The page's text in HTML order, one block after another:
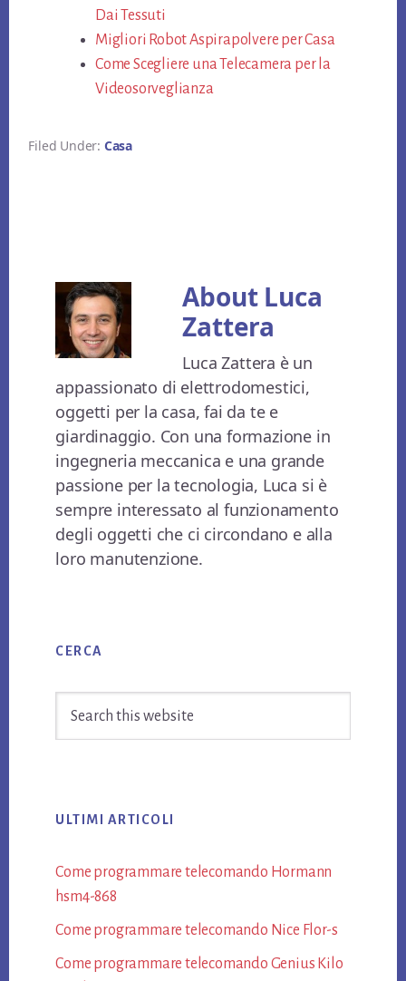
Dai Tessuti
Migliori Robot Aspirapolvere per Casa
Come Scegliere una Telecamera per la
Videosorveglianza
Filed Under: Casa
About Luca
Zattera
Luca Zattera è un
appassionato di elettrodomestici,
oggetti per la casa, fai da te e
giardinaggio. Con una formazione in
ingegneria meccanica e una grande
passione per la tecnologia, Luca si è
sempre interessato al funzionamento
degli oggetti che ci circondano e alla
loro manutenzione.
Sidebar
CERCA
ULTIMI ARTICOLI
Come programmare telecomando Hormann​
hsm4-868​
Come programmare telecomando Nice Flor-s​
Come programmare telecomando Genius Kilo